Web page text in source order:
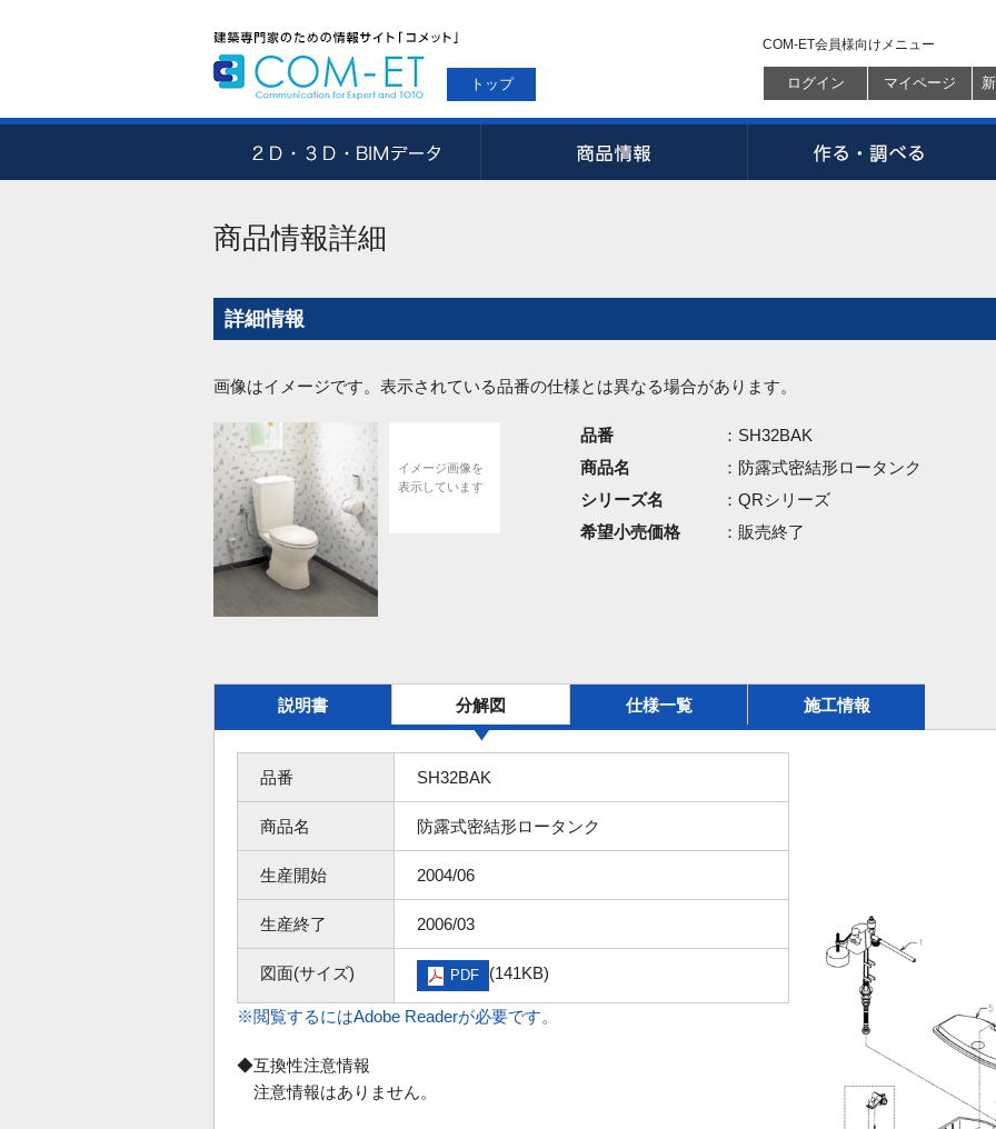
トップ
COM-ET会員様向けメニュー
ログイン マイページ
商品情報詳細
詳細情報
画像はイメージです。表示されている品番の仕様とは異なる場合があります。
イメージ画像を
表示しています
品番
：SH32BAK
商品名
：防露式密結形ロータンク
シリーズ名
：QRシリーズ
希望小売価格
：販売終了
説明書 分解図 仕様一覧 施工情報
品番 SH32BAK
商品名 防露式密結形ロータンク
生産開始 2004/06
生産終了 2006/03
図面(サイズ) PDF (141KB)
※閲覧するにはAdobe Readerが必要です。
◆互換性注意情報
注意情報はありません。